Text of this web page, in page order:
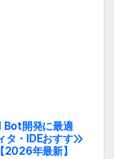
開発に最適
タ・IDEおすす
2026年最新】